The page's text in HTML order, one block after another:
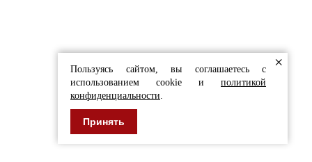
×
Пользуясь сайтом, вы соглашаетесь с
использованием cookie и политикой
конфиденциальности.
Принять
И ОБЛИЦОВКИ
+7 (920) 767-55-22